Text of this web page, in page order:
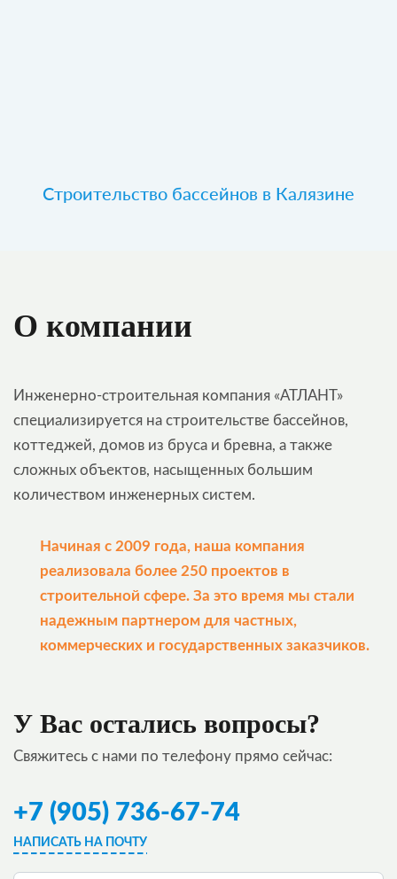
Строительство бассейнов в Калязине
О компании
Инженерно-строительная компания «АТЛАНТ»
специализируется на строительстве бассейнов,
коттеджей, домов из бруса и бревна, а также
сложных объектов, насыщенных большим
количеством инженерных систем.
Начиная с 2009 года, наша компания
реализовала более 250 проектов в
строительной сфере. За это время мы стали
надежным партнером для частных,
коммерческих и государственных заказчиков.
У Вас остались вопросы?
Свяжитесь с нами по телефону прямо сейчас:
+7 (905) 736-67-74
НАПИСАТЬ НА ПОЧТУ